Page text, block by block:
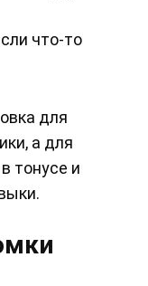
что-то
для
а для
тонусе и